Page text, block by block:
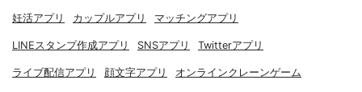
妊活アプリ カップルアプリ マッチングアプリ
LINEスタンプ作成アプリ SNSアプリ Twitterアプリ
ライブ配信アプリ 顔文字アプリ オンラインクレーンゲーム